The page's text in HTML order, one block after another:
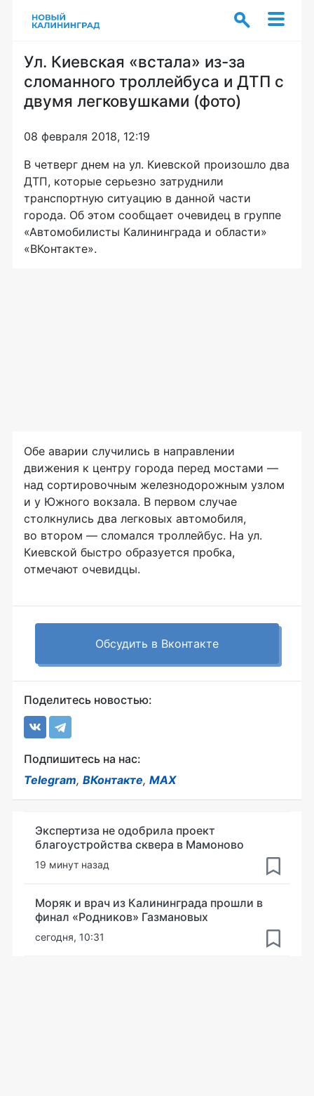
Ул. Киевская «встала» из-за
сломанного троллейбуса и ДТП с
двумя легковушками (фото)
08 февраля 2018, 12:19
В четверг днем на ул. Киевской произошло два
ДТП, которые серьезно затруднили
транспортную ситуацию в данной части
города. Об этом сообщает очевидец в группе
«Автомобилисты Калининграда и области»
«ВКонтакте».
Обе аварии случились в направлении
движения к центру города перед мостами —
над сортировочным железнодорожным узлом
и у Южного вокзала. В первом случае
столкнулись два легковых автомобиля,
во втором — сломался троллейбус. На ул.
Киевской быстро образуется пробка,
отмечают очевидцы.
Обсудить в Вконтакте
Поделитесь новостью:
Подпишитесь на нас:
Telegram, ВКонтакте, MAX
Экспертиза не одобрила проект
благоустройства сквера в Мамоново
19 минут назад
Моряк и врач из Калининграда прошли в
финал «Родников» Газмановых
сегодня, 10:31